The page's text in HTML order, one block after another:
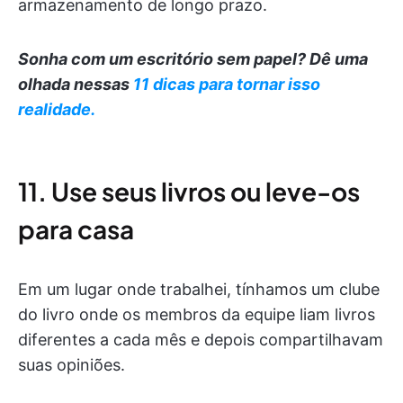
armazenamento de longo prazo.
Sonha com um escritório sem papel? Dê uma
olhada nessas 11 dicas para tornar isso
realidade.
11. Use seus livros ou leve-os
para casa
Em um lugar onde trabalhei, tínhamos um clube
do livro onde os membros da equipe liam livros
diferentes a cada mês e depois compartilhavam
suas opiniões.